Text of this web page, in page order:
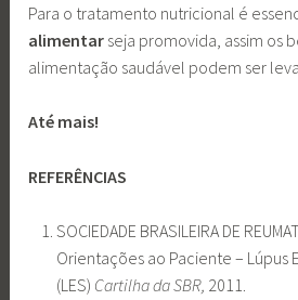
Para o tratamento nutricional é
alimentar seja promovida, assim os
alimentação saudável podem ser
Até mais!
REFERÊNCIAS
SOCIEDADE BRASILEIRA DE
Orientações ao Paciente – Lúpus
(LES) Cartilha da SBR, 2011.